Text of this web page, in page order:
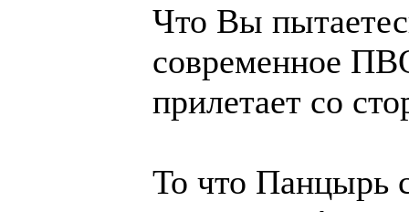
Что Вы
современное
прилетает со
То что Панцырь